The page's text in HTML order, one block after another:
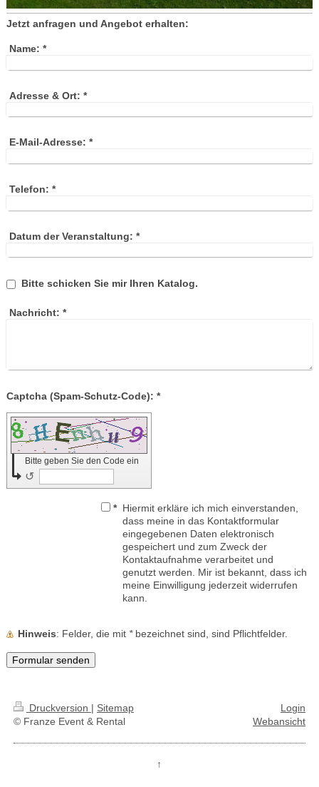
Jetzt anfragen und Angebot erhalten:
Name: *
Adresse & Ort: *
E-Mail-Adresse: *
Telefon: *
Datum der Veranstaltung: *
Bitte schicken Sie mir Ihren Katalog.
Nachricht: *
Captcha (Spam-Schutz-Code): *
Bitte geben Sie den Code ein
↺
* Hiermit erkläre ich mich einverstanden,
dass meine in das Kontaktformular
eingegebenen Daten elektronisch
gespeichert und zum Zweck der
Kontaktaufnahme verarbeitet und
genutzt werden. Mir ist bekannt, dass ich
meine Einwilligung jederzeit widerrufen
kann.
Hinweis : Felder, die mit *bezeichnet sind, sind Pflichtfelder.
Druckversion | Sitemap
© Franze Event & Rental
Login
Webansicht
↑